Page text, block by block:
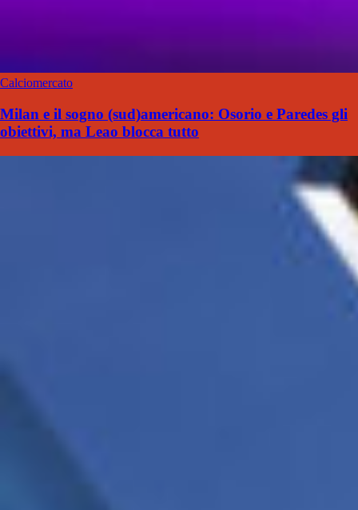
Calciomercato
Milan e il sogno (sud)americano: Osorio e Paredes gli
obiettivi, ma Leao blocca tutto